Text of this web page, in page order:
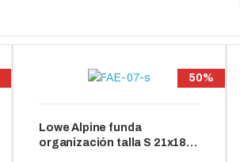
50%
Lowe Alpine funda
organización talla S 21x18x5